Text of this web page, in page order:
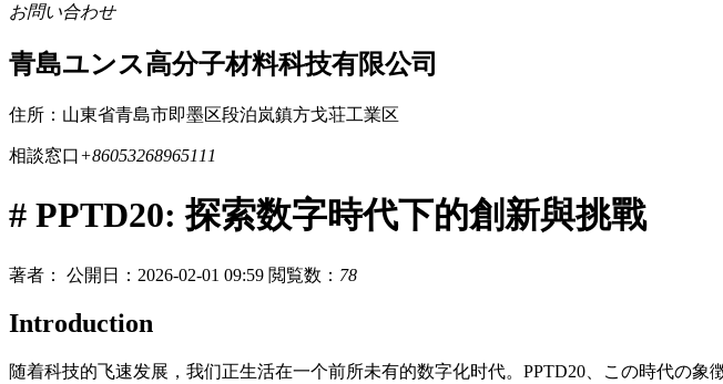
お問い合わせ
青島ユンス高分子材料科技有限公司
住所：山東省青島市即墨区段泊岚鎮方戈荘工業区
相談窓口+86053268965111
# PPTD20: 探索数字時代下的創新與挑戰
著者： 公開日：2026-02-01 09:59 閲覧数： 78
Introduction
随着科技的飞速发展，我们正生活在一个前所未有的数字化时代。PPTD20、この時代の